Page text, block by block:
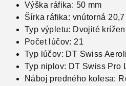
Výška ráfika: 50 mm
Šírka ráfika: vnútorná
Typ výpletu: Dvojité
Počet lúčov: 21
Typ lúčov: DT Swiss
Typ niplov: DT Swiss Pro
Náboj predného kolesa: